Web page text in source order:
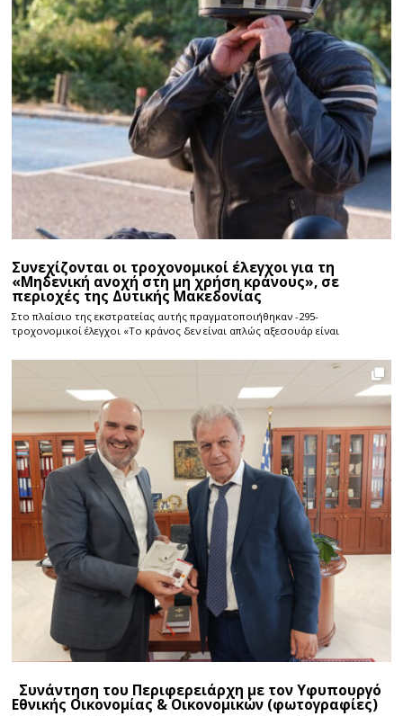
Συνεχίζονται οι τροχονομικοί έλεγχοι για τη
«Μηδενική ανοχή στη μη χρήση κράνους», σε
περιοχές της Δυτικής Μακεδονίας
Στο πλαίσιο της εκστρατείας αυτής πραγματοποιήθηκαν -295-
τροχονομικοί έλεγχοι «Το κράνος δεν είναι απλώς αξεσουάρ είναι
Συνάντηση του Περιφερειάρχη με τον Υφυπουργό
Εθνικής Οικονομίας & Οικονομικών (φωτογραφίες)